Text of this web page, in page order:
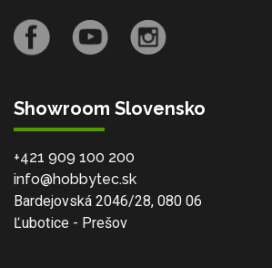
Showroom Slovensko
+421 909 100 200
info@hobbytec.sk
Bardejovská 2046/28, 080 06
Ľubotice - Prešov